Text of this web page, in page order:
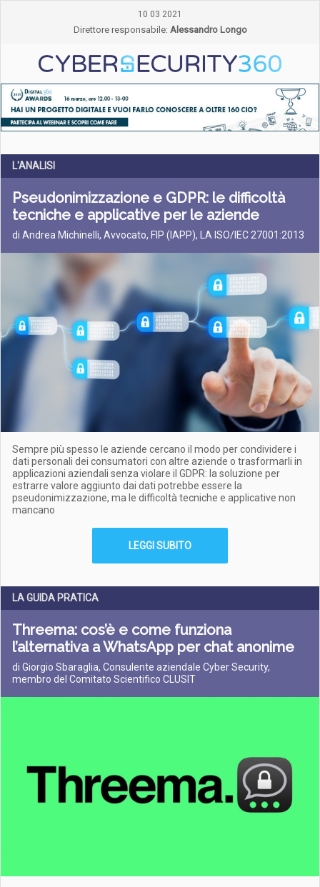
10 03 2021
Direttore responsabile: Alessandro Longo
L'ANALISI
Pseudonimizzazione e GDPR: le difficoltà
tecniche e applicative per le aziende
di Andrea Michinelli, Avvocato, FIP (IAPP), LA ISO/IEC 27001:2013
Sempre più spesso le aziende cercano il modo per condividere i
dati personali dei consumatori con altre aziende o trasformarli in
applicazioni aziendali senza violare il GDPR: la soluzione per
estrarre valore aggiunto dai dati potrebbe essere la
pseudonimizzazione, ma le difficoltà tecniche e applicative non
mancano
LEGGI SUBITO
LA GUIDA PRATICA
Threema: cos’è e come funziona
l’alternativa a WhatsApp per chat anonime
di Giorgio Sbaraglia, Consulente aziendale Cyber Security,
membro del Comitato Scientifico CLUSIT